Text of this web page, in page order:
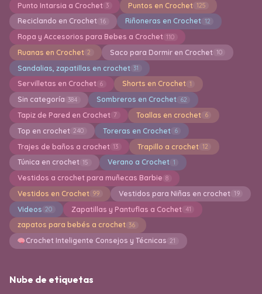
Punto Intarsia a Crochet 3 Puntos en Crochet 125
Reciclando en Crochet 16 Riñoneras en Crochet 12
Ropa y Accesorios para Bebes a Crochet 110
Ruanas en Crochet 2 Saco para Dormir en Crochet 10
Sandalias, zapatillas en crochet 31
Servilletas en Crochet 6 Shorts en Crochet 1
Sin categoría 384 Sombreros en Crochet 62
Tapiz de Pared en Crochet 7 Toallas en crochet 6
Top en crochet 240 Toreras en Crochet 6
Trajes de baños a crochet 13 Trapillo a crochet 12
Túnica en crochet 15 Verano a Crochet 1
Vestidos a crochet para muñecas Barbie 8
Vestidos en Crochet 99 Vestidos para Niñas en crochet 19
Videos 20 Zapatillas y Pantuflas a Cochet 41
zapatos para bebés a crochet 36
Crochet Inteligente Consejos y Técnicas 21
Nube de etiquetas